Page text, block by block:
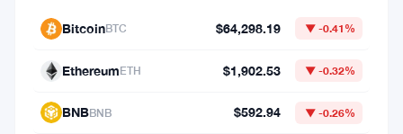
BTC
BitcoinBTC $64,298.19 ▼ -0.41%
EthereumETH $1,902.53 ▼ -0.32%
BNBBNB $592.94 ▼ -0.26%